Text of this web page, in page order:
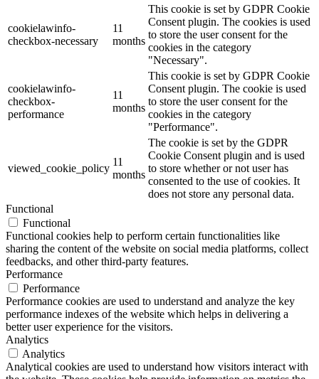
cookielawinfo-
checkbox-necessary
11
months
This cookie is set by GDPR Cookie
Consent plugin. The cookies is used
to store the user consent for the
cookies in the category
"Necessary".
cookielawinfo-
checkbox-
performance
11
months
This cookie is set by GDPR Cookie
Consent plugin. The cookie is used
to store the user consent for the
cookies in the category
"Performance".
viewed_cookie_policy
11
months
The cookie is set by the GDPR
Cookie Consent plugin and is used
to store whether or not user has
consented to the use of cookies. It
does not store any personal data.
Functional
Functional
Functional cookies help to perform certain functionalities like
sharing the content of the website on social media platforms, collect
feedbacks, and other third-party features.
Performance
Performance
Performance cookies are used to understand and analyze the key
performance indexes of the website which helps in delivering a
better user experience for the visitors.
Analytics
Analytics
Analytical cookies are used to understand how visitors interact with